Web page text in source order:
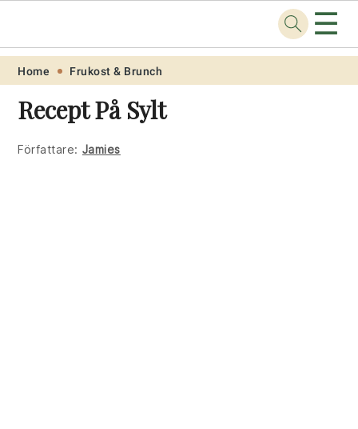
Skip
primary
navigation
Skip
main
content
Skip
primary
sidebar
Skip
footer
Recept.one ☰
Home Frukost & Brunch
Recept På Sylt
Författare: Jamies